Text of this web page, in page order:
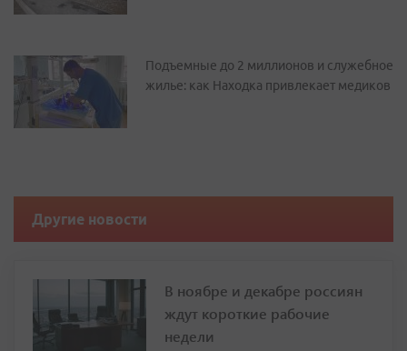
Подъемные до 2 миллионов и служебное
жилье: как Находка привлекает медиков
Другие новости
В ноябре и декабре россиян
ждут короткие рабочие
недели